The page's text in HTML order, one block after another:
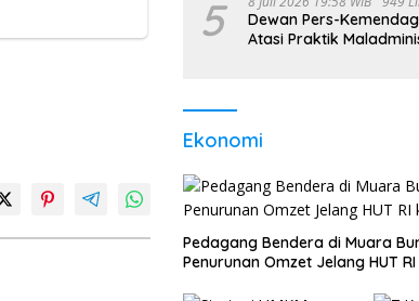
5
Dewan Pers-
Atasi Praktik
Ekonomi
Pedagang Bendera di Muara
Penurunan Omzet Jelang HUT RI